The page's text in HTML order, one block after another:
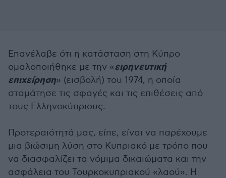
Επανέλαβε ότι η κατάσταση στη Κύπρο
ομαλοποιήθηκε με την «ειρηνευτική
επιχείρηση» (εισβολή) του 1974, η οποία
σταμάτησε τις σφαγές και τις επιθέσεις από
τους Ελληνοκύπριους.
Προτεραιότητά μας, είπε, είναι να παρέχουμε
μια βιώσιμη λύση στο Κυπριακό με τρόπο που
να διασφαλίζει τα νόμιμα δικαιώματα και την
ασφάλεια του Τουρκοκυπριακού «λαού». Η